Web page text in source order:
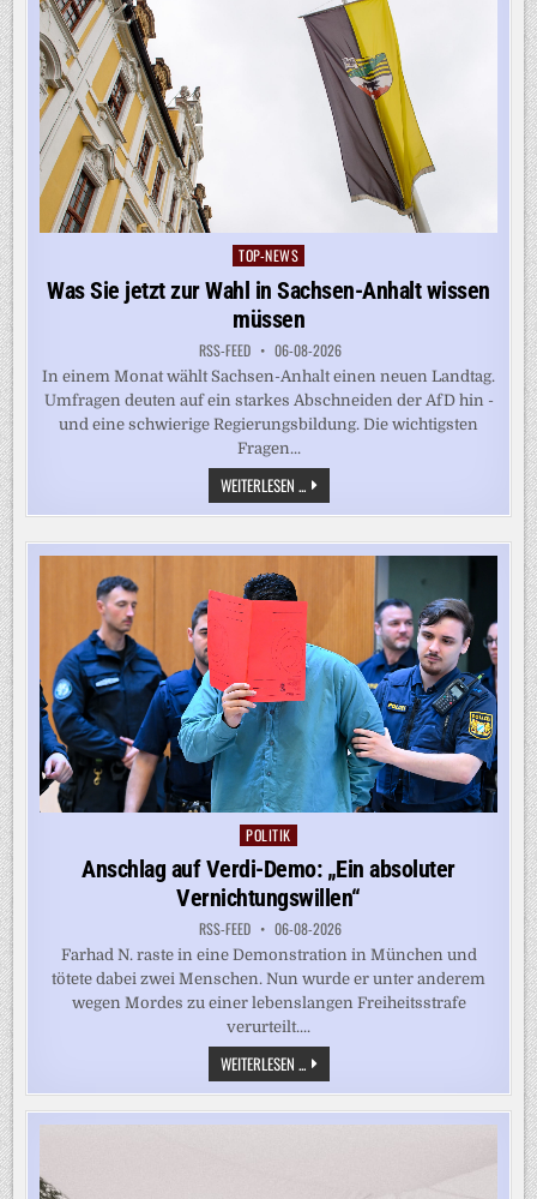
Posted
in
TOP-NEWS
Was Sie jetzt zur Wahl in Sachsen-Anhalt wissen
müssen
RSS-FEED 06-08-2026
In einem Monat wählt Sachsen-Anhalt einen neuen Landtag.
Umfragen deuten auf ein starkes Abschneiden der AfD hin -
und eine schwierige Regierungsbildung. Die wichtigsten
Fragen...
WEITERLESEN ... WAS
SIE
JETZT
WAHL
IN
SACHSEN-
WISSEN
Posted
in
POLITIK
Anschlag auf Verdi-Demo: „Ein absoluter
Vernichtungswillen“
RSS-FEED 06-08-2026
Farhad N. raste in eine Demonstration in München und
tötete dabei zwei Menschen. Nun wurde er unter anderem
wegen Mordes zu einer lebenslangen Freiheitsstrafe
verurteilt....
WEITERLESEN ...ANSCHLAG
AUF
VERDI-
DEMO:
„EIN